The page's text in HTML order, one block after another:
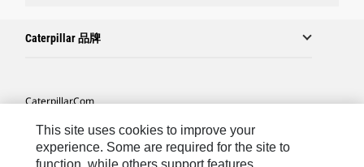
Caterpillar 品牌
Caterpillar.com
联系 Caterpillar
站点地图
This site uses cookies to improve your
experience. Some are required for the site to
function, while others support features,